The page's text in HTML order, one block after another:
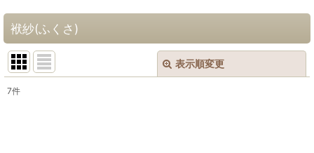
袱紗(ふくさ)
表示順変更
7件